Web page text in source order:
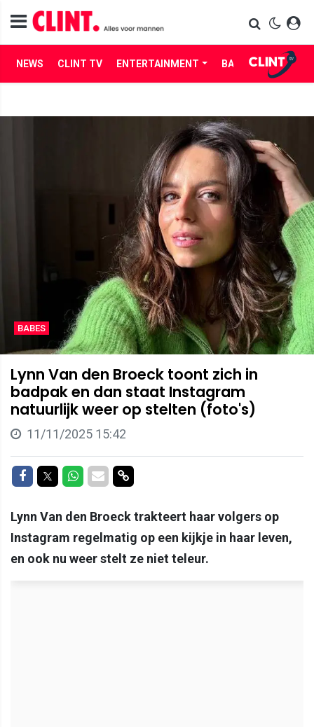
NEWS CLINT TV ENTERTAINMENT BABES LIFE
BABES
Lynn Van den Broeck toont zich in
badpak en dan staat Instagram
natuurlijk weer op stelten (foto's)
11/11/2025 15:42
Delen op Facebook
Delen op Twitter
Delen op Whatsapp
Delen via Mail
Delen via link
Lynn Van den Broeck trakteert haar volgers op
Instagram regelmatig op een kijkje in haar leven,
en ook nu weer stelt ze niet teleur.